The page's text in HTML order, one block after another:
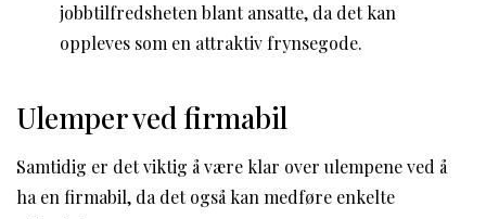
jobbtilfredsheten blant ansatte, da det kan
oppleves som en attraktiv frynsegode.
Ulemper ved firmabil
Samtidig er det viktig å være klar over ulempene ved å
ha en firmabil, da det også kan medføre enkelte